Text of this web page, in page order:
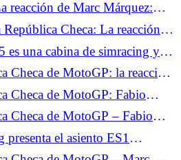
Quartararo no pudo hacer
reacción de Marc Márquez:
3º puesto"Checa: La reacción
tendré otra oportunidad"
es una cabina de simracing y
de gama de entrada.
Checa de MotoGP: la reacción
"Espero que mañana sea
Checa de MotoGP: Fabio
la carrera al sprint: “No hay
mañana”
Checa de MotoGP – Fabio
la carrera: “No sentimos el
el asiento ES1
en plena canícula.